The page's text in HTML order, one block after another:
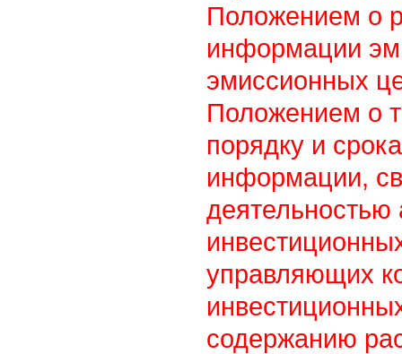
Положением о
информации
эмиссионных
Положением о
порядку и
информации,
управляющих
содержанию